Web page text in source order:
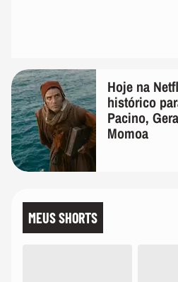
Hoje na
histórico
Pacino,
Momoa
MEUS SHORTS